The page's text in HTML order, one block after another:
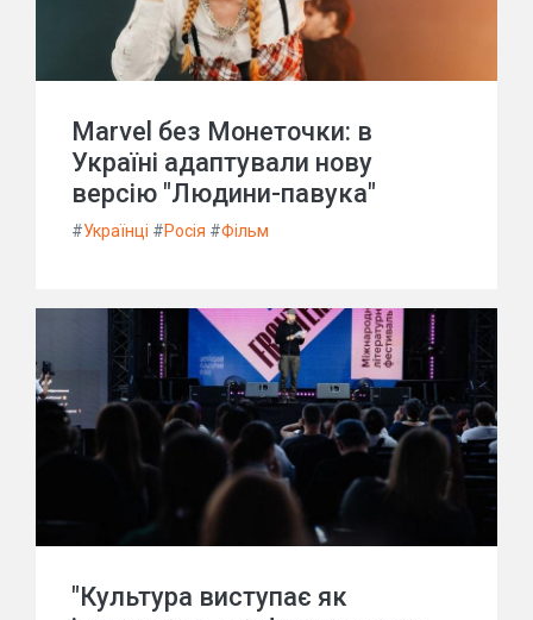
Marvel без Монеточки: в
Україні адаптували нову
версію "Людини-павука"
#Українці #Росія #Фільм
"Культура виступає як